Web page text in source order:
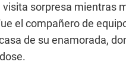
sorpresa mientras
el compañero de
de su enamorada,